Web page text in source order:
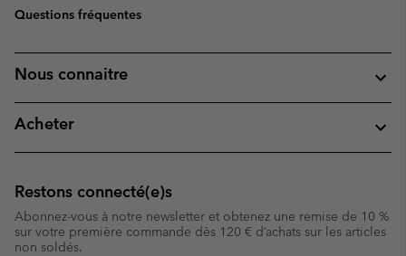
Questions fréquentes
Nous connaitre
Acheter
Restons connecté(e)s
Abonnez-vous à notre newsletter et obtenez une remise de 10 %
sur votre première commande dès 120 € d’achats sur les articles
non soldés.